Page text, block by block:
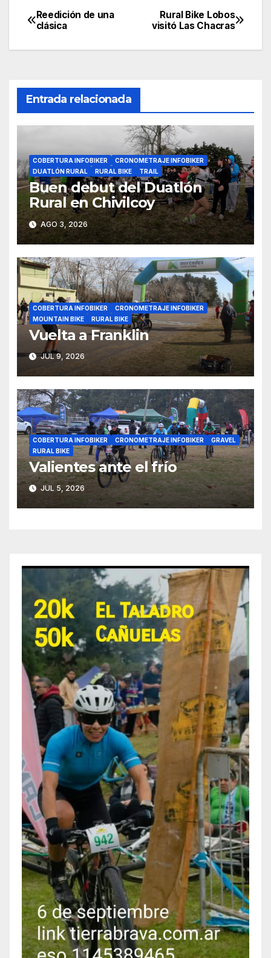
Navegación
de
Rural Bike Lobos
visitó Las Chacras
Reedición de una
clásica
Entrada relacionada
COBERTURA INFOBIKER
CRONOMETRAJE INFOBIKER
DUATLÓN RURAL
RURAL BIKE TRAIL
Buen debut del Duatlón
Rural en Chivilcoy
AGO 3, 2026
COBERTURA INFOBIKER
CRONOMETRAJE INFOBIKER
MOUNTAIN BIKE
RURAL BIKE
Vuelta a Franklin
JUL 9, 2026
COBERTURA INFOBIKER CRONOMETRAJE INFOBIKER
GRAVEL
RURAL BIKE
Valientes ante el frío
JUL 5, 2026